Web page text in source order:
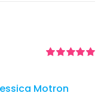
Motron